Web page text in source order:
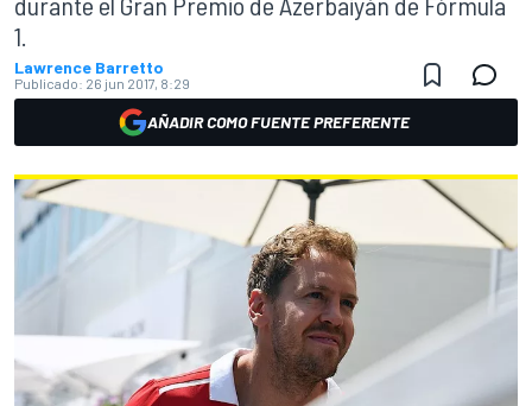
1.
Lawrence Barretto
Publicado: 26 jun 2017, 8:29
AÑADIR COMO FUENTE PREFERENTE